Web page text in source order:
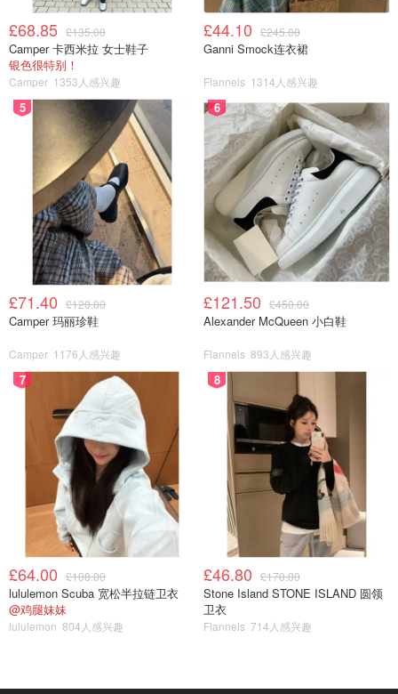
£68.85 £135.00
Camper 卡西米拉 女士鞋子
银色很特别！
Camper 1353人感兴趣
£44.10 £245.00
Ganni Smock连衣裙
Flannels 1314人感兴趣
5
£71.40 £120.00
Camper 玛丽珍鞋
Camper 1176人感兴趣
6
£121.50 £450.00
Alexander McQueen 小白鞋
Flannels 893人感兴趣
7
£64.00 £108.00
lululemon Scuba 宽松半拉链卫衣
@鸡腿妹妹
lululemon 804人感兴趣
8
£46.80 £170.00
Stone Island STONE ISLAND 圆领
卫衣
Flannels 714人感兴趣